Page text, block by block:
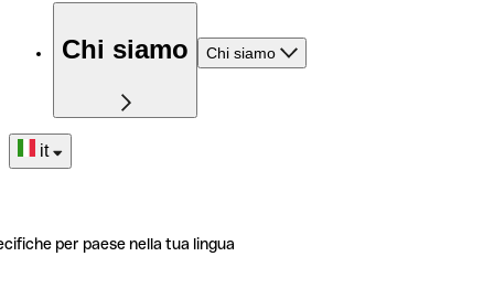
Chi siamo Chi siamo
it
per paese nella tua lingua